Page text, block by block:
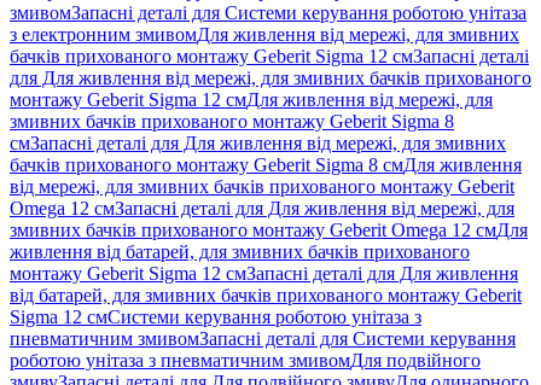
змивомЗапасні деталі для Системи керування роботою унітаза
з електронним змивомДля живлення від мережі, для змивних
бачків прихованого монтажу Geberit Sigma 12 смЗапасні деталі
для Для живлення від мережі, для змивних бачків прихованого
монтажу Geberit Sigma 12 смДля живлення від мережі, для
змивних бачків прихованого монтажу Geberit Sigma 8
смЗапасні деталі для Для живлення від мережі, для змивних
бачків прихованого монтажу Geberit Sigma 8 смДля живлення
від мережі, для змивних бачків прихованого монтажу Geberit
Omega 12 смЗапасні деталі для Для живлення від мережі, для
змивних бачків прихованого монтажу Geberit Omega 12 смДля
живлення від батарей, для змивних бачків прихованого
монтажу Geberit Sigma 12 смЗапасні деталі для Для живлення
від батарей, для змивних бачків прихованого монтажу Geberit
Sigma 12 смСистеми керування роботою унітаза з
пневматичним змивомЗапасні деталі для Системи керування
роботою унітаза з пневматичним змивомДля подвійного